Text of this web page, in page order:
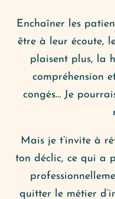
Enchaîner les
être à leur écoute,
plaisent plus, la
compréhension
congés… Je
Mais je t’invite à
ton déclic, ce qui a
quitter le métier